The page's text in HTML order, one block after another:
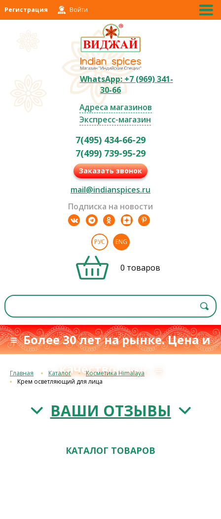
Регистрация Войти
WhatsApp: +7 (969) 341-
30-66
Адреса магазинов
Экспресс-магазин
7(495) 434-66-29
7(499) 739-95-29
Заказать звонок
mail@indianspices.ru
Подписка на новости
РУС ENG
0 товаров
≡ Более 30 лет на рынке. Цена и
качествос 1993 г. ≡
Главная Каталог
Косметика Himalaya
Крем осветляющий для лица
ВАШИ ОТЗЫВЫ
КАТАЛОГ ТОВАРОВ